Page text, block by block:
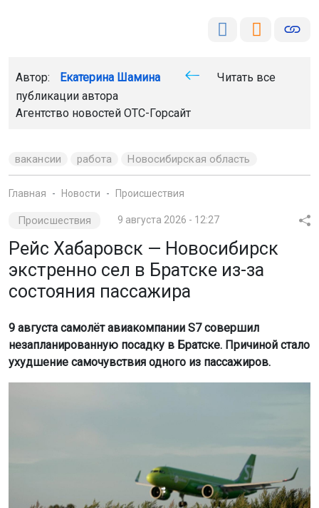
Автор: Екатерина Шамина
Читать все
публикации автора
Агентство новостей ОТС-Горсайт
вакансии работа Новосибирская область
Главная Новости Происшествия
Происшествия 9 августа 2026 - 12:27
Рейс Хабаровск — Новосибирск
экстренно сел в Братске из-за
состояния пассажира
9 августа самолёт авиакомпании S7 совершил
незапланированную посадку в Братске. Причиной стало
ухудшение самочувствия одного из пассажиров.